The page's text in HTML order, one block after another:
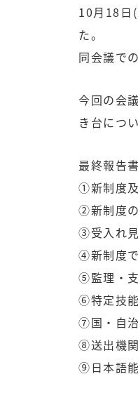
10月18日
た。
同会議で
今回の会
き台につ
最終報告
①新制度
②新制度
③受入れ
④新制度
⑤監理・
⑥特定技
⑦国・自
⑧送出機
⑨日本語